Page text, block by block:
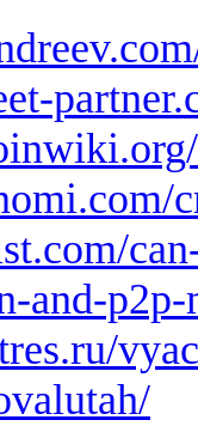
and-